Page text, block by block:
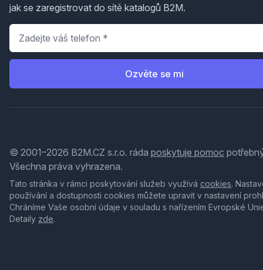
jak se zaregistrovat do sítě katalogů B2M.
Telefon
Ozvěte se mi
© 2001–2026 B2M.CZ s.r.o. ráda poskytuje pomoc
Všechna práva vyhrazena.
Tato stránka v rámci poskytování služeb využívá cookies.
používání a dostupnosti cookies můžete upravit v nastavení
Chráníme Vaše osobní údaje v souladu s nařízením Evropské
Detaily zde.